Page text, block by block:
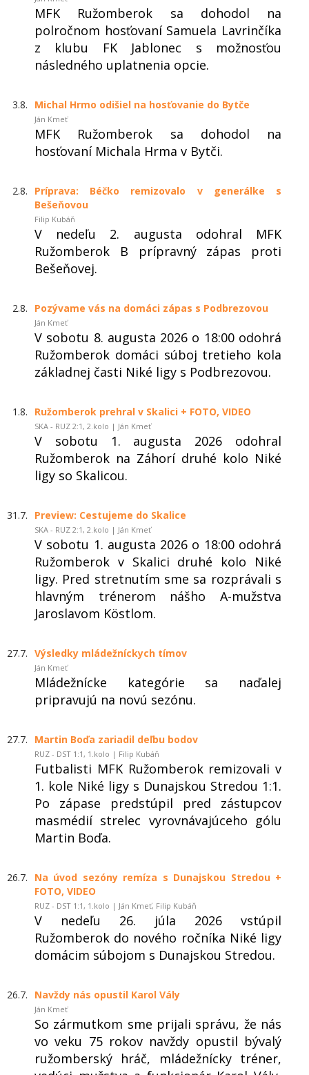
MFK Ružomberok sa dohodol na
polročnom hosťovaní Samuela Lavrinčíka
z klubu FK Jablonec s možnosťou
následného uplatnenia opcie.
3.8. Michal Hrmo odišiel na hosťovanie do Bytče
Ján Kmeť
MFK Ružomberok sa dohodol na
hosťovaní Michala Hrma v Bytči.
2.8.
Príprava: Béčko remizovalo v generálke s
Bešeňovou
Filip Kubáň
V nedeľu 2. augusta odohral MFK
Ružomberok B prípravný zápas proti
Bešeňovej.
2.8. Pozývame vás na domáci zápas s Podbrezovou
Ján Kmeť
V sobotu 8. augusta 2026 o 18:00 odohrá
Ružomberok domáci súboj tretieho kola
základnej časti Niké ligy s Podbrezovou.
1.8. Ružomberok prehral v Skalici + FOTO, VIDEO
SKA - RUZ 2:1, 2.kolo | Ján Kmeť
V sobotu 1. augusta 2026 odohral
Ružomberok na Záhorí druhé kolo Niké
ligy so Skalicou.
31.7. Preview: Cestujeme do Skalice
SKA - RUZ 2:1, 2.kolo | Ján Kmeť
V sobotu 1. augusta 2026 o 18:00 odohrá
Ružomberok v Skalici druhé kolo Niké
ligy. Pred stretnutím sme sa rozprávali s
hlavným trénerom nášho A-mužstva
Jaroslavom Köstlom.
27.7. Výsledky mládežníckych tímov
Ján Kmeť
Mládežnícke kategórie sa naďalej
pripravujú na novú sezónu.
27.7. Martin Boďa zariadil deľbu bodov
RUZ - DST 1:1, 1.kolo | Filip Kubáň
Futbalisti MFK Ružomberok remizovali v
1. kole Niké ligy s Dunajskou Stredou 1:1.
Po zápase predstúpil pred zástupcov
masmédií strelec vyrovnávajúceho gólu
Martin Boďa.
26.7.
Na úvod sezóny remíza s Dunajskou Stredou +
FOTO, VIDEO
RUZ - DST 1:1, 1.kolo | Ján Kmeť, Filip Kubáň
V nedeľu 26. júla 2026 vstúpil
Ružomberok do nového ročníka Niké ligy
domácim súbojom s Dunajskou Stredou.
26.7. Navždy nás opustil Karol Vály
Ján Kmeť
So zármutkom sme prijali správu, že nás
vo veku 75 rokov navždy opustil bývalý
ružomberský hráč, mládežnícky tréner,